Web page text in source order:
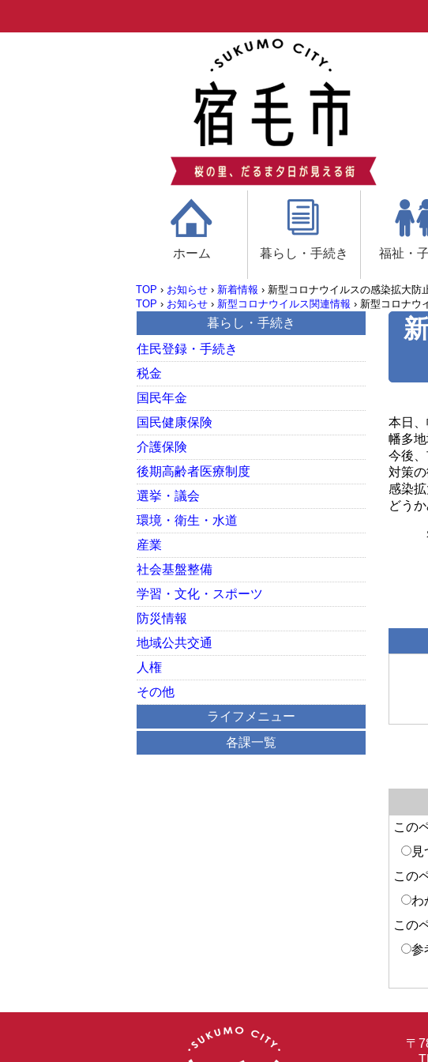
ホーム 暮らし・手続き 福祉・
TOP › お知らせ › 新着情報 › 新型コロナウイルスの感染拡大防
TOP › お知らせ › 新型コロナウイルス関連情報 › 新型コロナウ
本日
幡多
今後
対策の
感染
どう
宿
この
この
わ
この
参
暮らし・手続き
住民登録・手続き
税金
国民年金
国民健康保険
介護保険
後期高齢者医療制度
選挙・議会
環境・衛生・水道
産業
社会基盤整備
学習・文化・スポーツ
防災情報
地域公共交通
人権
その他
ライフメニュー
各課一覧
〒